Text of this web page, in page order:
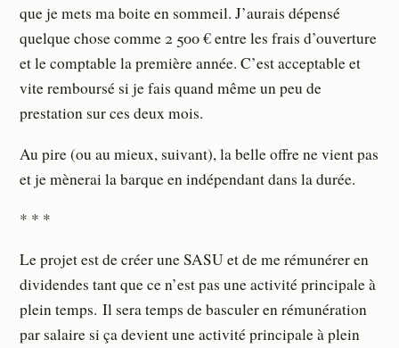
que je mets ma boite en sommeil. J’aurais dépensé
quelque chose comme 2 500 € entre les frais d’ouverture
et le comptable la première année. C’est acceptable et
vite remboursé si je fais quand même un peu de
prestation sur ces deux mois.
Au pire (ou au mieux, suivant), la belle offre ne vient pas
et je mènerai la barque en indépendant dans la durée.
* * *
Le projet est de créer une SASU et de me rémunérer en
dividendes tant que ce n’est pas une activité principale à
plein temps. Il sera temps de basculer en rémunération
par salaire si ça devient une activité principale à plein